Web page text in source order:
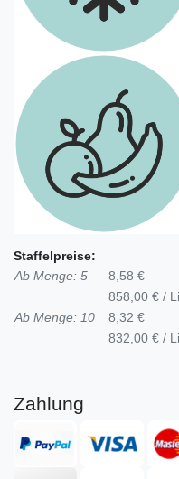
Staffelpreise:
Ab Menge: 5
8,58 €
858,00 € /
Ab Menge: 10
8,32 €
832,00 € /
Zahlung